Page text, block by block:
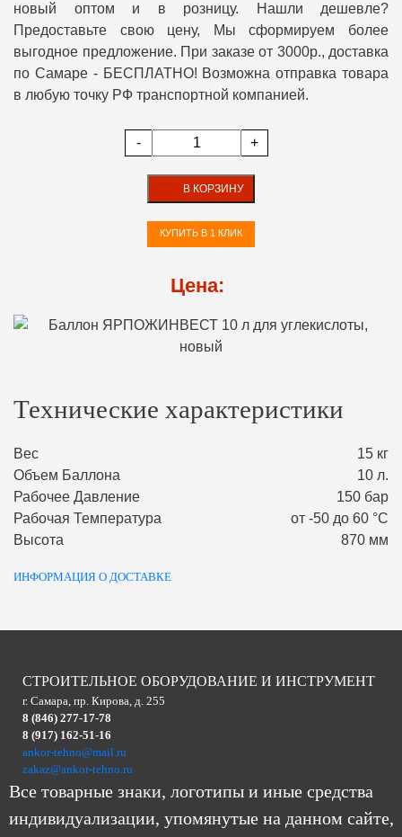
новый оптом и в розницу. Нашли дешевле?
Предоставьте свою цену, Мы сформируем более
выгодное предложение. При заказе от 3000р., доставка
по Самаре - БЕСПЛАТНО! Возможна отправка товара
в любую точку РФ транспортной компанией.
- +
В КОРЗИНУ
КУПИТЬ В 1 КЛИК
Цена:
Технические характеристики
Вес
15 кг
Объем Баллона
10 л.
Рабочее Давление
150 бар
Рабочая Температура
от -50 до 60 °С
Высота
870 мм
ИНФОРМАЦИЯ О ДОСТАВКЕ
СТРОИТЕЛЬНОЕ ОБОРУДОВАНИЕ И ИНСТРУМЕНТ
г. Самара, пр. Кирова, д. 255
8 (846) 277-17-78
8 (917) 162-51-16
ankor-tehno@mail.ru
zakaz@ankor-tehno.ru
Все товарные знаки, логотипы и иные средства
индивидуализации, упомянутые на данном сайте,